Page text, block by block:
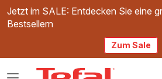
Jetzt im SALE: Entdecken Sie eine
Bestsellern
Zum Sale